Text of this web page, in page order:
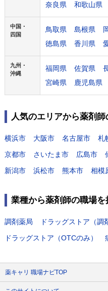
奈良県
和歌山県
中国・
四国
鳥取県 島根県
徳島県
香川県
九州・
沖縄
福岡県 佐賀県
宮崎県
鹿児島県
人気のエリアから薬剤
横浜市 大阪市 名古屋市 札
京都市
さいたま市 広島市
新潟市
浜松市 熊本市 相模
業種から薬剤師の職場を
調剤薬局
ドラッグストア（調
ドラッグストア（OTCのみ）
薬キャリ 職場ナビTOP